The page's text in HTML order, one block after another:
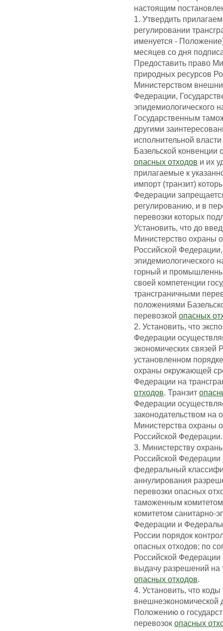
настоящим
1. Утвердить
регулировании
именуется -
месяцев со дня
Предоставить право
природных ресурсов
Министерством
Федерации,
эпидемиологического
Государственным
другими
исполнительной
Базельской конвенции
опасных отходов и их
прилагаемые к
импорт (транзит)
Федерации
регулированию, и в
перевозки которых
Установить, что до
Министерство охраны
Российской
эпидемиологического
горный и
своей компетенции
трансграничными
положениями
перевозкой опасных
2. Установить, что
Федерации
экономических
установленном
охраны окружающей
Федерации на
отходов. Транзит
Федерации
законодательством на
Министерства охраны
Российской Федерации.
3. Министерству
Российской Федерации
федеральный
аннулирования
перевозки опасных
таможенным
комитетом санитарно-
Федерации и
России порядок
опасных отходов; по
Российской
выдачу разрешений на
опасных отходов.
4. Установить, что
внешнеэкономической
Положению о
перевозок опасных